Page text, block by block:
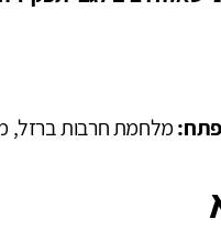
מלחמת חרבות ברזל,